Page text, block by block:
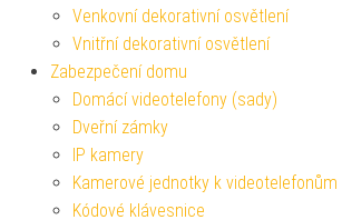
Venkovní dekorativní osvětlení
Vnitřní dekorativní osvětlení
Zabezpečení domu
Domácí videotelefony (sady)
Dveřní zámky
IP kamery
Kamerové jednotky k videotelefonům
Kódové klávesnice